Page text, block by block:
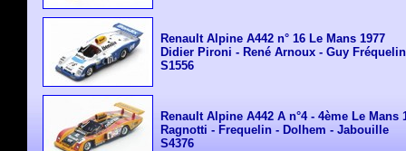
Renault Alpine A442 n° 16 Le Mans 1977
Didier Pironi - René Arnoux - Guy Fréquelin
S1556
Renault Alpine A442 A n°4 - 4ème Le Mans
Ragnotti - Frequelin - Dolhem - Jabouille
S4376